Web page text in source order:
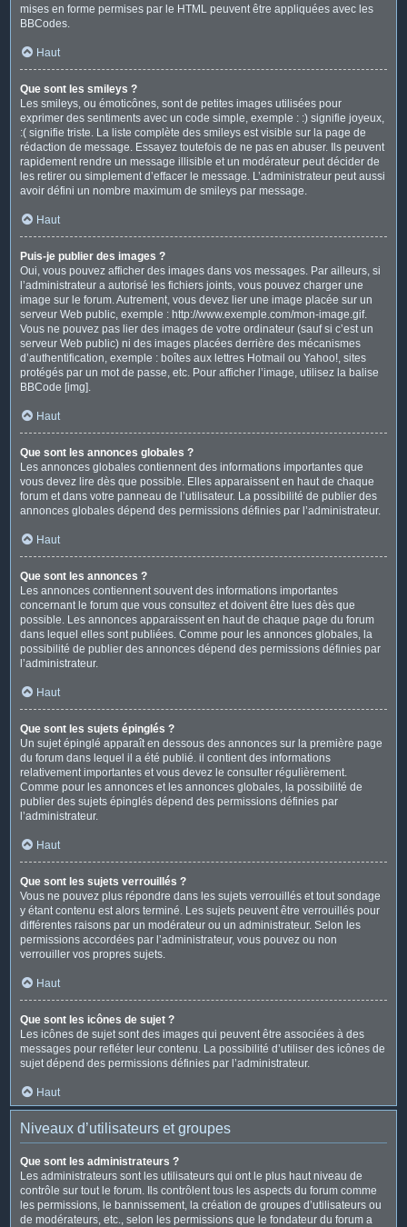
mises en forme permises par le HTML peuvent être appliquées avec les
BBCodes.
Haut
Que sont les smileys ?
Les smileys, ou émoticônes, sont de petites images utilisées pour
exprimer des sentiments avec un code simple, exemple : :) signifie joyeux,
:( signifie triste. La liste complète des smileys est visible sur la page de
rédaction de message. Essayez toutefois de ne pas en abuser. Ils peuvent
rapidement rendre un message illisible et un modérateur peut décider de
les retirer ou simplement d’effacer le message. L’administrateur peut aussi
avoir défini un nombre maximum de smileys par message.
Haut
Puis-je publier des images ?
Oui, vous pouvez afficher des images dans vos messages. Par ailleurs, si
l’administrateur a autorisé les fichiers joints, vous pouvez charger une
image sur le forum. Autrement, vous devez lier une image placée sur un
serveur Web public, exemple : http://www.exemple.com/mon-image.gif.
Vous ne pouvez pas lier des images de votre ordinateur (sauf si c’est un
serveur Web public) ni des images placées derrière des mécanismes
d’authentification, exemple : boîtes aux lettres Hotmail ou Yahoo!, sites
protégés par un mot de passe, etc. Pour afficher l’image, utilisez la balise
BBCode [img].
Haut
Que sont les annonces globales ?
Les annonces globales contiennent des informations importantes que
vous devez lire dès que possible. Elles apparaissent en haut de chaque
forum et dans votre panneau de l’utilisateur. La possibilité de publier des
annonces globales dépend des permissions définies par l’administrateur.
Haut
Que sont les annonces ?
Les annonces contiennent souvent des informations importantes
concernant le forum que vous consultez et doivent être lues dès que
possible. Les annonces apparaissent en haut de chaque page du forum
dans lequel elles sont publiées. Comme pour les annonces globales, la
possibilité de publier des annonces dépend des permissions définies par
l’administrateur.
Haut
Que sont les sujets épinglés ?
Un sujet épinglé apparaît en dessous des annonces sur la première page
du forum dans lequel il a été publié. il contient des informations
relativement importantes et vous devez le consulter régulièrement.
Comme pour les annonces et les annonces globales, la possibilité de
publier des sujets épinglés dépend des permissions définies par
l’administrateur.
Haut
Que sont les sujets verrouillés ?
Vous ne pouvez plus répondre dans les sujets verrouillés et tout sondage
y étant contenu est alors terminé. Les sujets peuvent être verrouillés pour
différentes raisons par un modérateur ou un administrateur. Selon les
permissions accordées par l’administrateur, vous pouvez ou non
verrouiller vos propres sujets.
Haut
Que sont les icônes de sujet ?
Les icônes de sujet sont des images qui peuvent être associées à des
messages pour refléter leur contenu. La possibilité d’utiliser des icônes de
sujet dépend des permissions définies par l’administrateur.
Haut
Niveaux d’utilisateurs et groupes
Que sont les administrateurs ?
Les administrateurs sont les utilisateurs qui ont le plus haut niveau de
contrôle sur tout le forum. Ils contrôlent tous les aspects du forum comme
les permissions, le bannissement, la création de groupes d’utilisateurs ou
de modérateurs, etc., selon les permissions que le fondateur du forum a